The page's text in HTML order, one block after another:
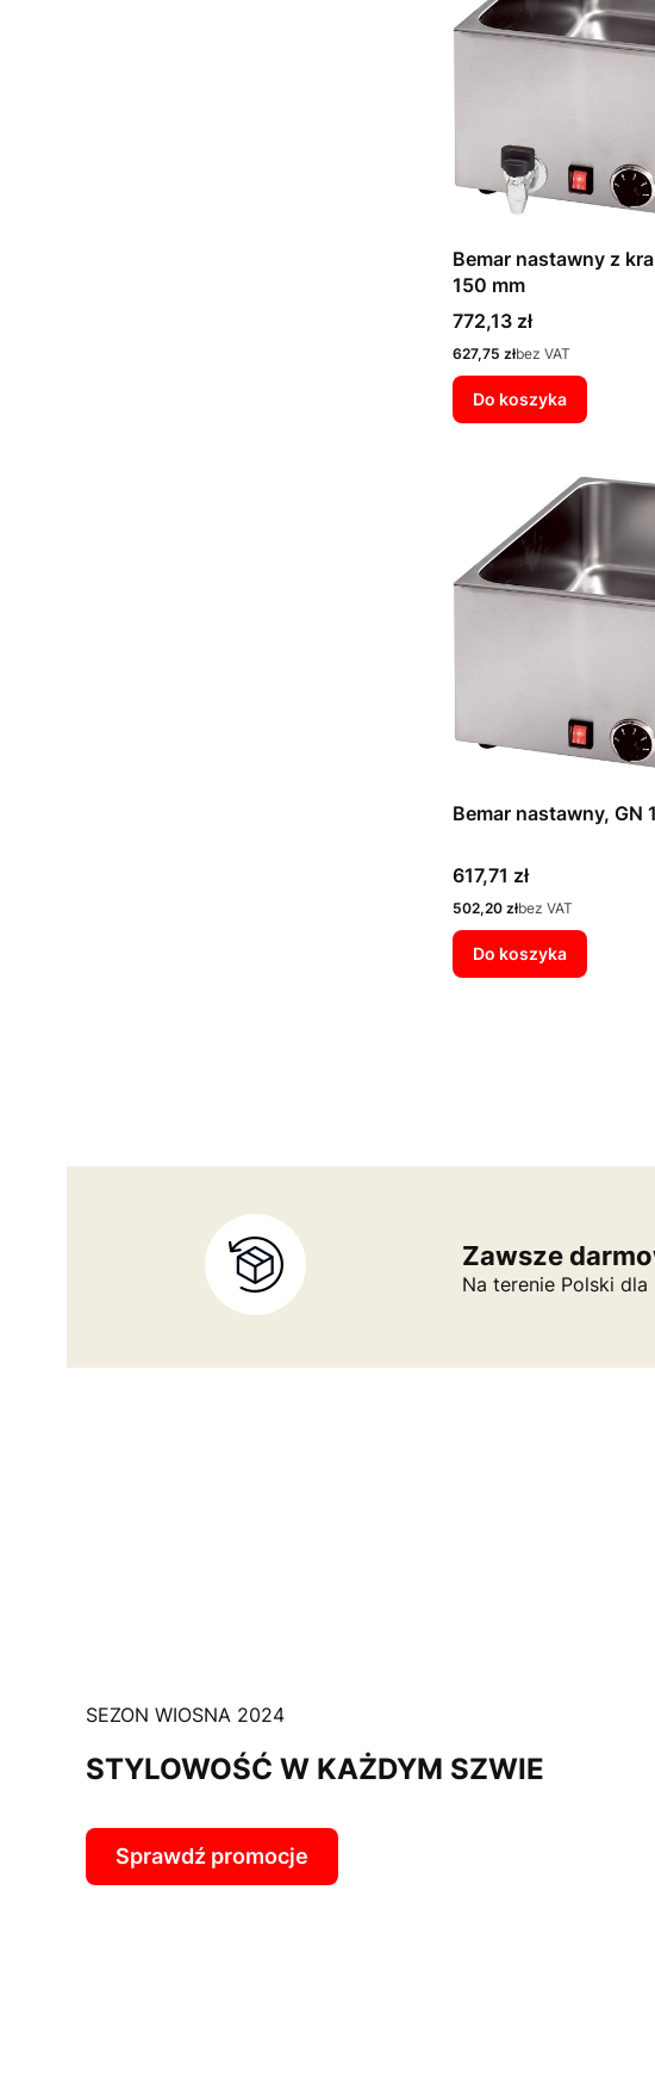
Bemar nastawny z
150 mm
Cena
772,13 zł
Cena
627,75 złbez VAT
Do koszyka
Bemar nastawny, GN
Cena
617,71 zł
Cena
502,20 złbez VAT
Do koszyka
Zawsze
Na terenie Polski
SEZON WIOSNA 2024
STYLOWOŚĆ W KAŻDYM SZWIE
Sprawdź promocje